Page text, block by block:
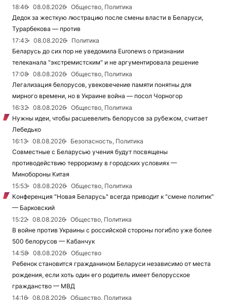
18:46
08.08.2026
Общество, Политика
Дедок за жесткую люстрацию после смены власти в Беларуси,
Турарбекова — против
17:43
08.08.2026
Политика
Беларусь до сих пор не уведомила Euronews о признании
телеканала "экстремистским" и не аргументировала решение
17:08
08.08.2026
Общество, Политика
Легализация белорусов, увековечение памяти понятны для
мирного времени, но в Украине война — посол Чорногор
16:32
08.08.2026
Общество, Политика
Нужны идеи, чтобы расшевелить белорусов за рубежом, считает
Лебедько
16:13
08.08.2026
Безопасность, Политика
Совместные с Беларусью учения будут посвящены
противодействию терроризму в городских условиях —
Минобороны Китая
15:53
08.08.2026
Общество, Политика
Конференция "Новая Беларусь" всегда приводит к "смене политик"
— Барковский
15:22
08.08.2026
Общество, Политика
В войне против Украины с российской стороны погибло уже более
500 белорусов — Кабанчук
14:58
08.08.2026
Общество
Ребенок становится гражданином Беларуси независимо от места
рождения, если хоть один его родитель имеет белорусское
гражданство — МВД
14:16
08.08.2026
Общество, Политика